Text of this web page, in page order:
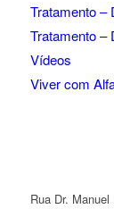
Tratamento –
Tratamento –
Vídeos
Viver com
Rua Dr. Manuel